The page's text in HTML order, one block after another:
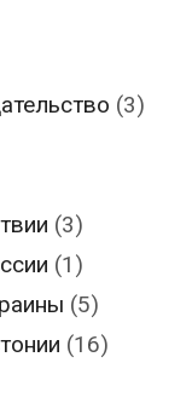
(3)
(3)
(1)
(5)
(16)